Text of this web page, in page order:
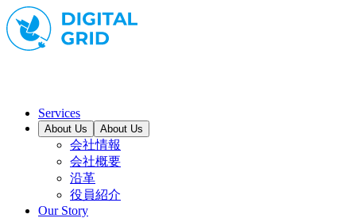
Services
About Us About Us
会社情報
会社概要
沿革
役員紹介
Our Story